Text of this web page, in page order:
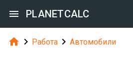
 PLANETCALC
  Работа  Автомобили